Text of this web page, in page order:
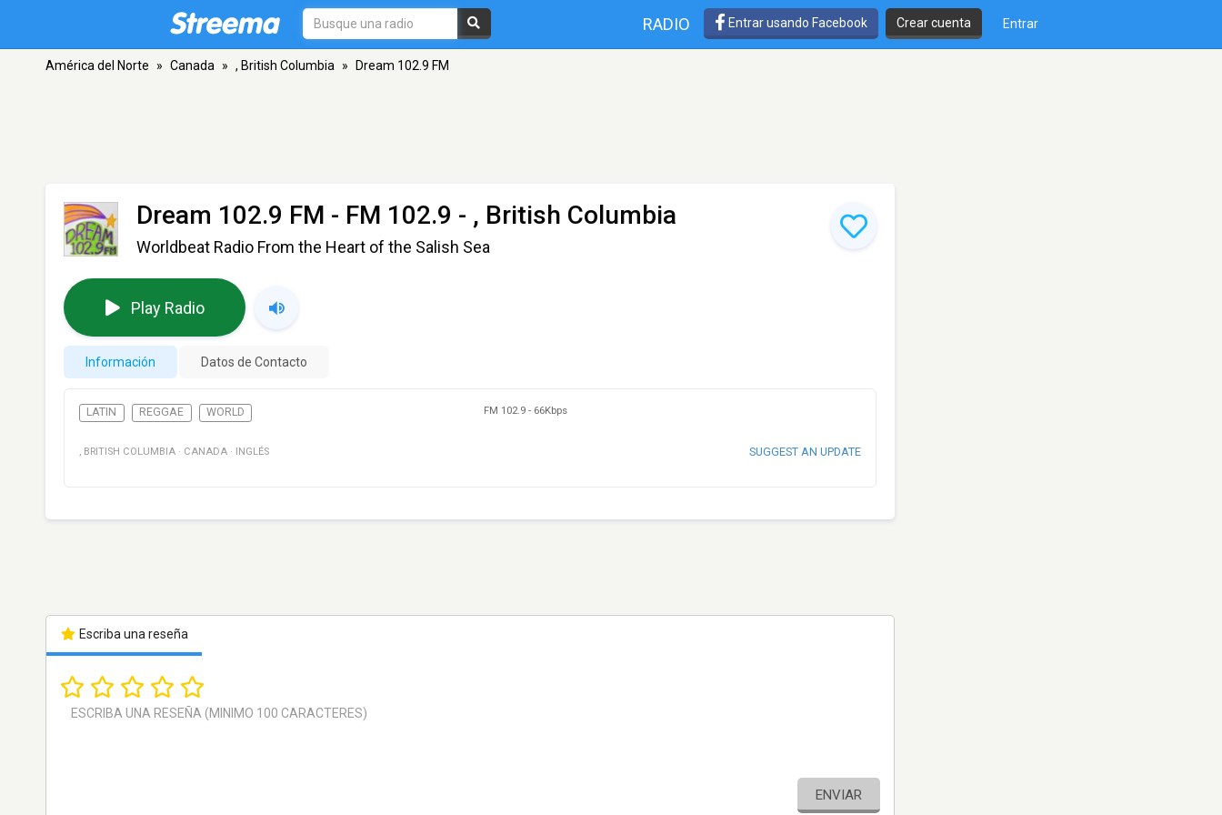
RADIO Entrar usando Facebook Crear cuenta Entrar
América del Norte » Canada » , British Columbia » Dream 102.9 FM
Dream 102.9 FM - FM 102.9 - , British Columbia
Worldbeat Radio From the Heart of the Salish Sea
Play Radio
Información Datos de Contacto
LATIN REGGAE WORLD FM 102.9 - 66Kbps
, BRITISH COLUMBIA · CANADA · INGLÉS SUGGEST AN UPDATE
Escriba una reseña
ENVIAR